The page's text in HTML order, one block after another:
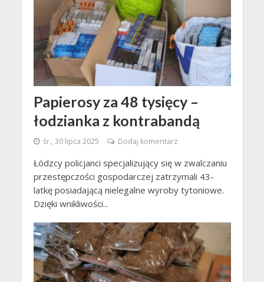
Papierosy za 48 tysięcy –
łodzianka z kontrabandą
śr., 30 lipca 2025 Dodaj komentarz
Łódzcy policjanci specjalizujący się w zwalczaniu
przestępczości gospodarczej zatrzymali 43-
latkę posiadającą nielegalne wyroby tytoniowe.
Dzięki wnikliwości...